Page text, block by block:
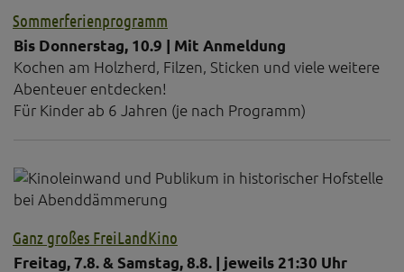
Sommerferienprogramm
Bis Donnerstag, 10.9 | Mit Anmeldung
Kochen am Holzherd, Filzen, Sticken und viele weitere
Abenteuer entdecken!
Für Kinder ab 6 Jahren (je nach Programm)
Ganz großes FreiLandKino
Freitag, 7.8. & Samstag, 8.8. | jeweils 21:30 Uhr